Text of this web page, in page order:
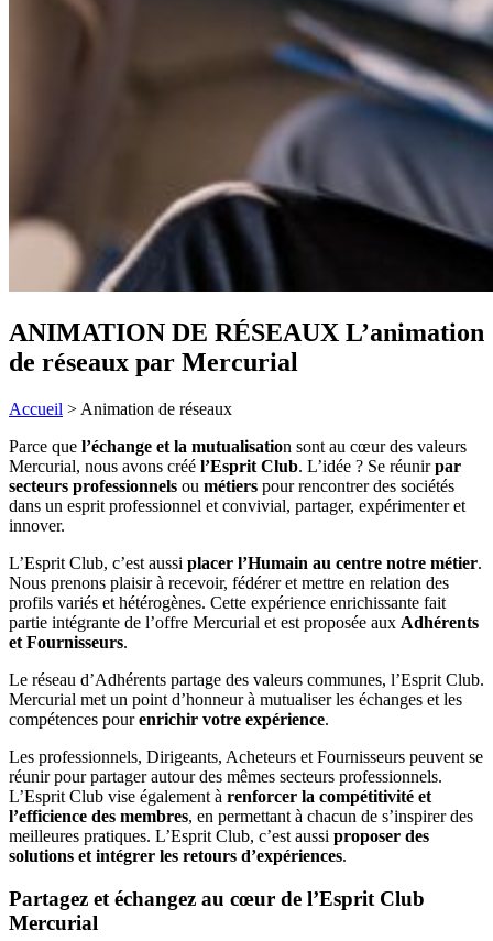
ANIMATION DE RÉSEAUX L’animation
de réseaux par Mercurial
Accueil > Animation de réseaux
Parce que l’échange et la mutualisation sont au cœur des valeurs
Mercurial, nous avons créé l’Esprit Club. L’idée ? Se réunirpar
secteurs professionnels ou métiers pour rencontrer des sociétés
dans un esprit professionnel et convivial, partager, expérimenter et
innover.
L’Esprit Club, c’est aussi placer l’Humain au centre notre métier.
Nous prenons plaisir à recevoir, fédérer et mettre en relation des
profils variés et hétérogènes. Cette expérience enrichissante fait
partie intégrante de l’offre Mercurial et est proposée aux Adhérents
et Fournisseurs.
Le réseau d’Adhérents partage des valeurs communes, l’Esprit Club.
Mercurial met un point d’honneur à mutualiser les échanges et les
compétences pourenrichir votre expérience.
Les professionnels, Dirigeants, Acheteurs et Fournisseurs peuvent se
réunir pour partager autour des mêmes secteurs professionnels.
L’Esprit Club vise également à renforcer la compétitivité et
l’efficience des membres, en permettant à chacun de s’inspirer des
meilleures pratiques. L’Esprit Club, c’est aussi proposer des
solutions et intégrer les retours d’expériences.
Partagez et échangez au cœur de l’Esprit Club
Mercurial